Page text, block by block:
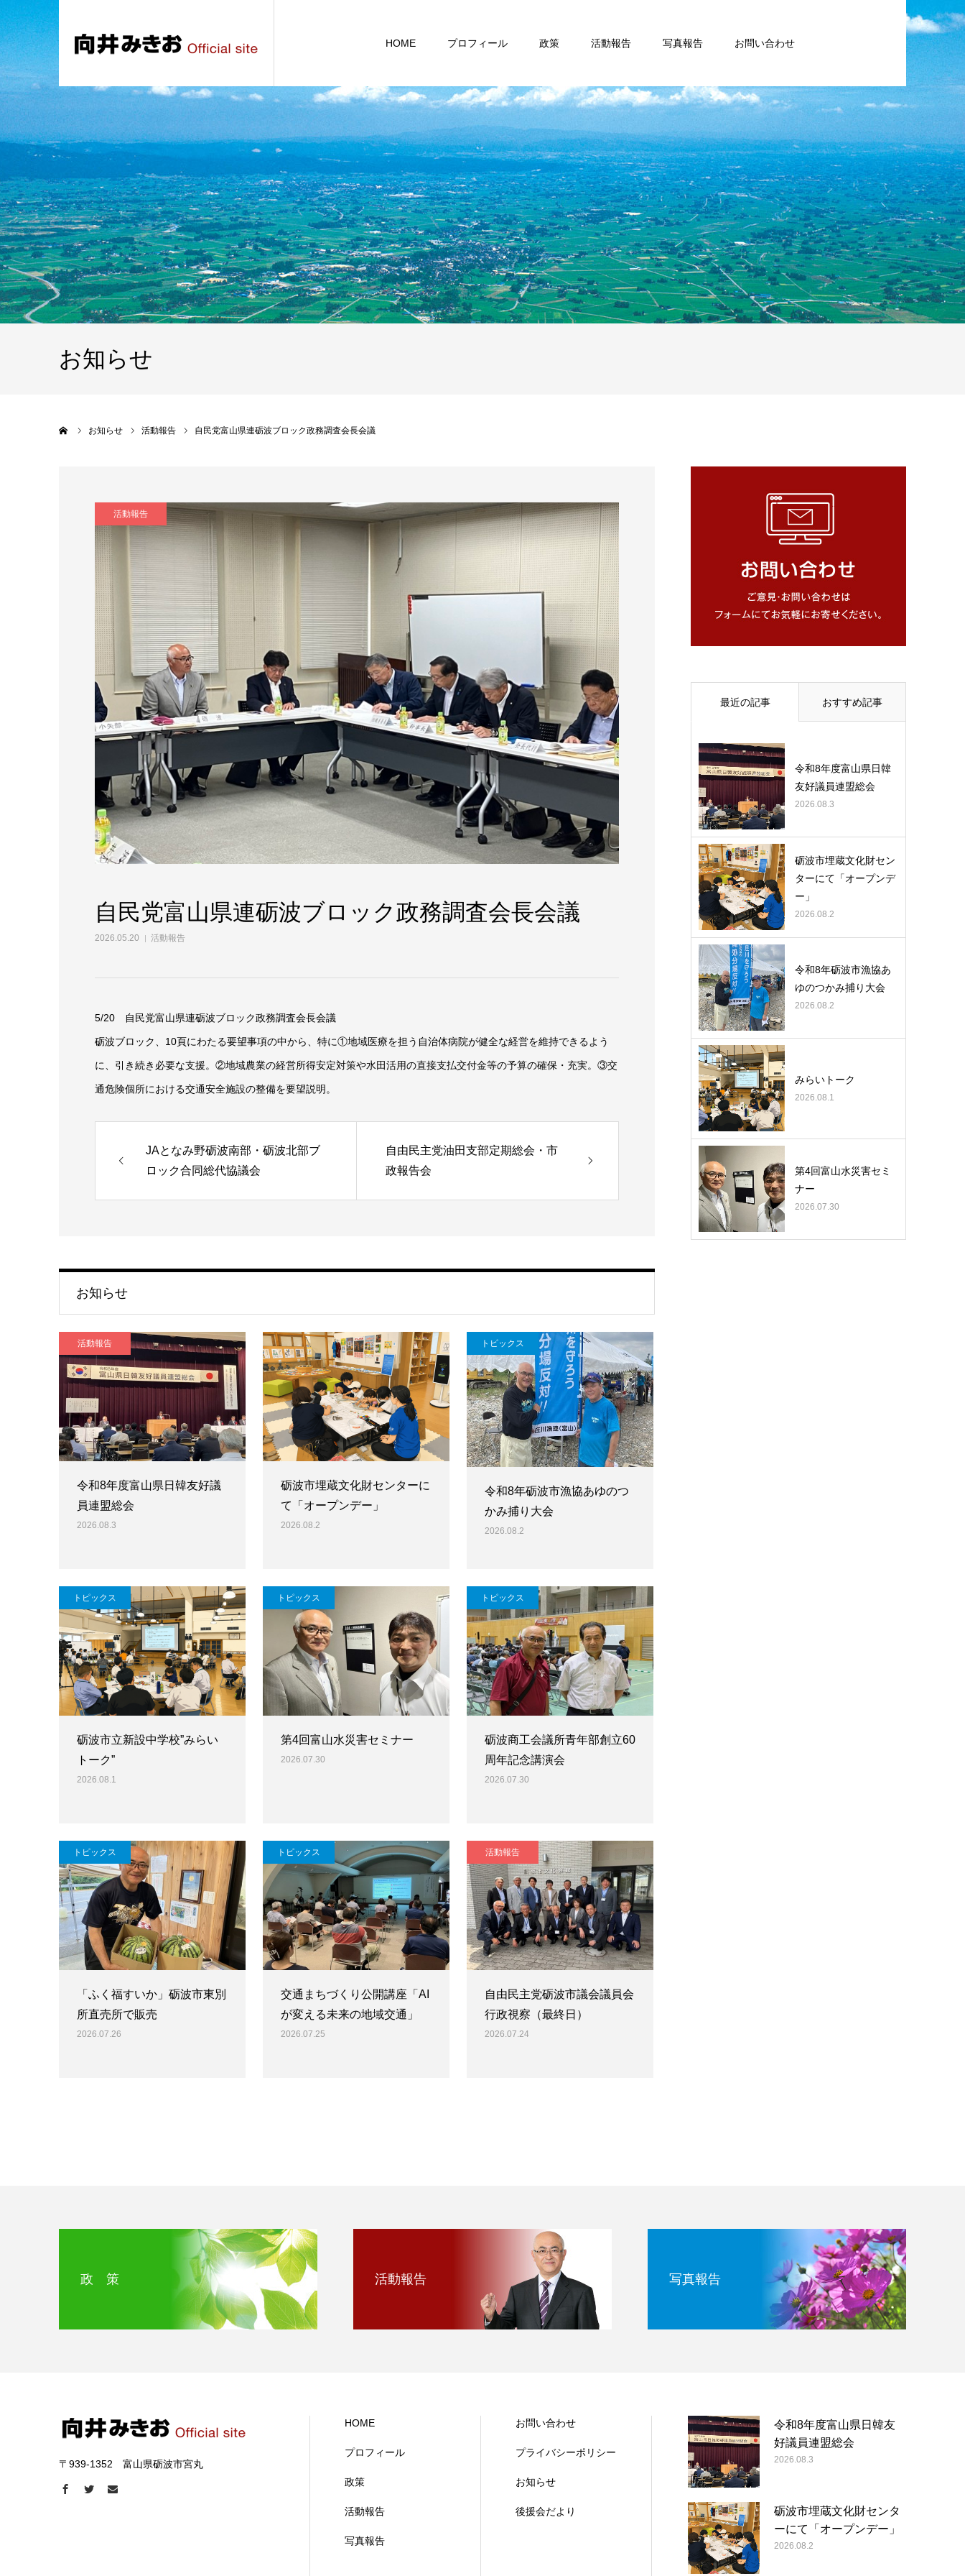
HOME プロフィール 政策 活動報告 写真報告 お問い合わせ
お知らせ
お知らせ 活動報告 自民党富山県連砺波ブロック政務調査会長会議
活動報告
自民党富山県連砺波ブロック政務調査会長会議
2026.05.20 活動報告
5/20 自民党富山県連砺波ブロック政務調査会長会議
砺波ブロック、10頁にわたる要望事項の中から、特に①地域医療を担う自治体病院が健全な経営を維持できるよう
に、引き続き必要な支援。②地域農業の経営所得安定対策や水田活用の直接支払交付金等の予算の確保・充実。③交
通危険個所における交通安全施設の整備を要望説明。
JAとなみ野砺波南部・砺波北部ブ
ロック合同総代協議会
自由民主党油田支部定期総会・市
政報告会
お知らせ
活動報告
令和8年度富山県日韓友好議
員連盟総会
2026.08.3
砺波市埋蔵文化財センターに
て「オープンデー」
2026.08.2
トピックス
令和8年砺波市漁協あゆのつ
かみ捕り大会
2026.08.2
トピックス
砺波市立新設中学校”みらい
トーク”
2026.08.1
トピックス
第4回富山水災害セミナー
2026.07.30
トピックス
砺波商工会議所青年部創立60
周年記念講演会
2026.07.30
トピックス
「ふく福すいか」砺波市東別
所直売所で販売
2026.07.26
トピックス
交通まちづくり公開講座「AI
が変える未来の地域交通」
2026.07.25
活動報告
自由民主党砺波市議会議員会
行政視察（最終日）
2026.07.24
最近の記事 おすすめ記事
令和8年度富山県日韓
友好議員連盟総会
2026.08.3
砺波市埋蔵文化財セン
ターにて「オープンデ
ー」
2026.08.2
令和8年砺波市漁協あ
ゆのつかみ捕り大会
2026.08.2
みらいトーク
2026.08.1
第4回富山水災害セミ
ナー
2026.07.30
政 策 活動報告 写真報告
〒939-1352 富山県砺波市宮丸
HOME
プロフィール
政策
活動報告
写真報告
お問い合わせ
プライバシーポリシー
お知らせ
後援会だより
令和8年度富山県日韓友
好議員連盟総会
2026.08.3
砺波市埋蔵文化財センタ
ーにて「オープンデー」
2026.08.2